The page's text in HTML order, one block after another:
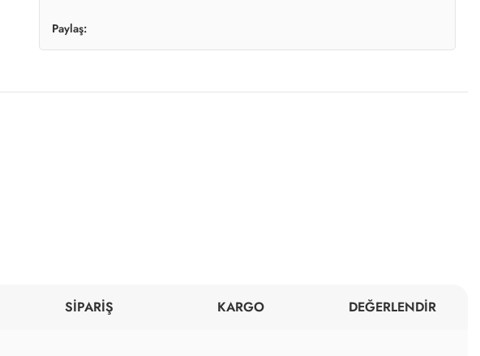
Paylaş:
SİPARİŞ KARGO DEĞERLENDİR